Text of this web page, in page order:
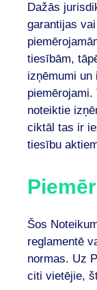
Dažās
garantijas
tiesībām,
izņēmumi un
piemērojami.
noteiktie
ciktāl tas ir
tiesību
Šos
reglamentē
normas. Uz
citi vietējie,